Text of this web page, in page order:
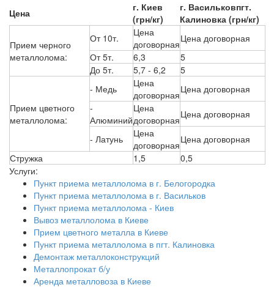
Цена
г. Киев
(грн/кг)
г. Васильковпгт.
Калиновка (грн/кг)
Прием черного
металлолома:
От 10т.
Цена
договорнаяЦена договорная
От 5т.
6,3
5
До 5т.
5,7 - 6,2 5
Прием цветного
металлолома:
- Медь
Цена
договорнаяЦена договорная
-
Алюминий
Цена
договорнаяЦена договорная
- Латунь
Цена
договорнаяЦена договорная
Стружка
1,5
0,5
Услуги:
Пункт приема металлолома в г. Белогородка
Пункт приема металлолома в г. Васильков
Пункт приема металлолома - Киев
Вывоз металлолома в Киеве
Прием цветного металла в Киеве
Пункт приема металлолома в пгт. Калиновка
Демонтаж металлоконструкций
Металлопрокат б/у
Аренда металловоза в Киеве